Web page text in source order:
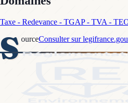
Taxe - Redevance - TGAP - TVA -
S ourceConsulter sur